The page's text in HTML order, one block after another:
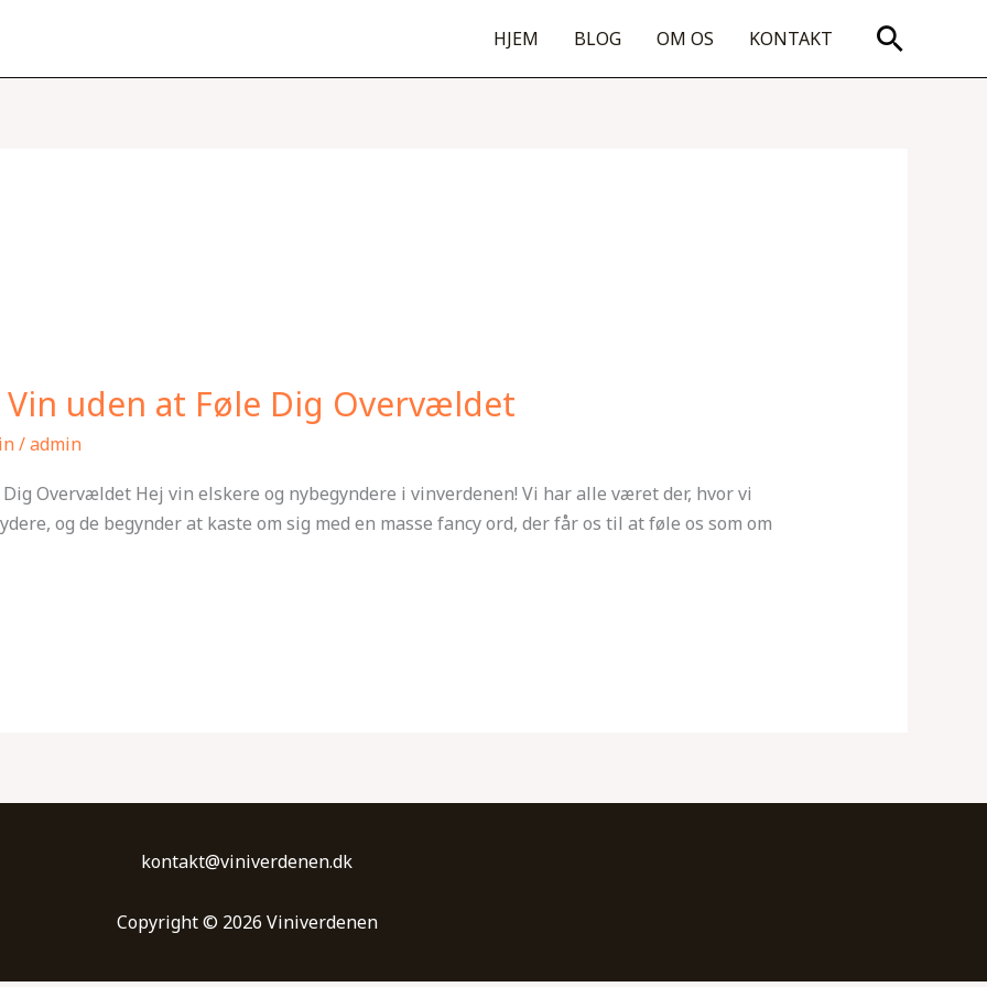
HJEM BLOG OM OS KONTAKT Søg
Vin uden at Føle Dig Overvældet
/admin
Overvældet Hej vin elskere og nybegyndere i vinverdenen! Vi har alle været der, hvor vi
og de begynder at kaste om sig med en masse fancy ord, der får os til at føle os som om
kontakt@viniverdenen.dk
Copyright © 2026 Viniverdenen